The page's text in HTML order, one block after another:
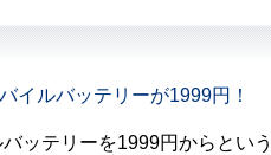
イルバッテリーが1999円！
ッテリーを1999円からとい